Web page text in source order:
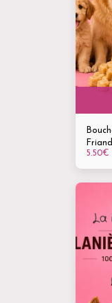
tailles
5.50€